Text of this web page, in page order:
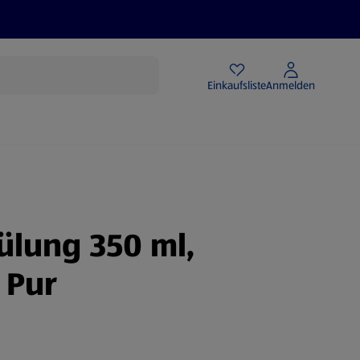
EinkaufslisteAnmelden
350 ml,